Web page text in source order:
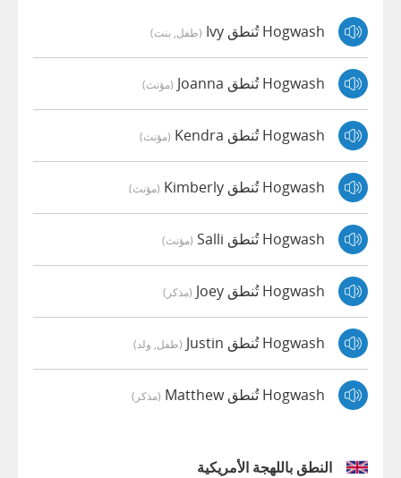
Hogwash تُنطق Ivy (طفل, بنت)
Hogwash تُنطق Joanna (مؤنث)
Hogwash تُنطق Kendra (مؤنث)
Hogwash تُنطق Kimberly (مؤنث)
Hogwash تُنطق Salli (مؤنث)
Hogwash تُنطق Joey (مذكر)
Hogwash تُنطق Justin (طفل, ولد)
Hogwash تُنطق Matthew (مذكر)
النطق باللهجة الأمريكية